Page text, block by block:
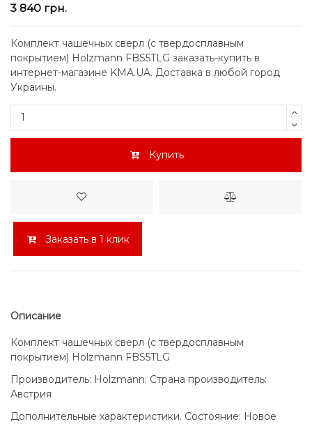
3 840 грн.
Комплект чашечных сверл (с твердосплавным
покрытием) Holzmann FBS5TLG заказать-купить в
интернет-магазине KMA.UA. Доставка в любой город
Украины.
Купить
Заказать в 1 клик
Описание
Комплект чашечных сверл (с твердосплавным
покрытием) Holzmann FBS5TLG
Производитель: Holzmann; Страна производитель:
Австрия
Дополнительные характеристики. Состояние: Новое